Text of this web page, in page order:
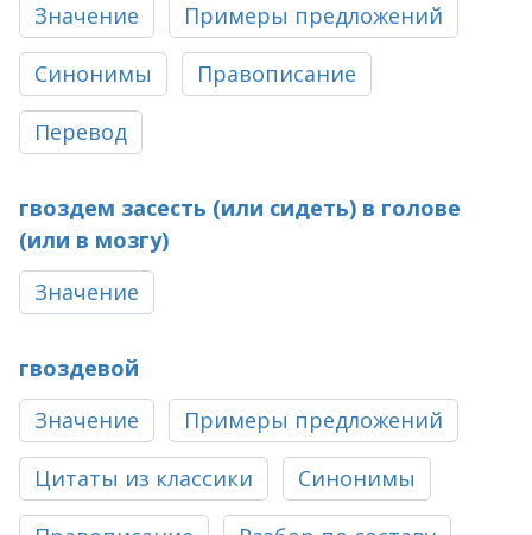
Значение
Примеры предложений
Синонимы Правописание
Перевод
гвоздем засесть (или сидеть) в голове
(или в мозгу)
Значение
гвоздевой
Значение
Примеры предложений
Цитаты из классики Синонимы